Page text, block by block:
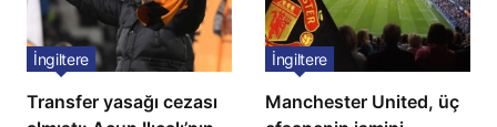
Transfer yasağı cezası
İngiltere
Manchester United, üç
İngiltere